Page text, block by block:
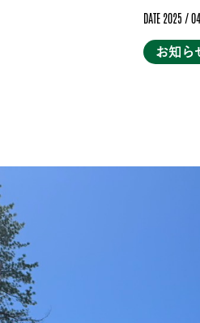
DATE 2025 /
お知ら